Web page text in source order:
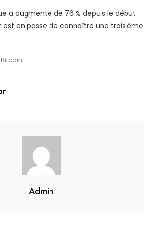
a augmenté de 76 % depuis le début
est en passe de connaître une troisième
Bitcoin
Admin